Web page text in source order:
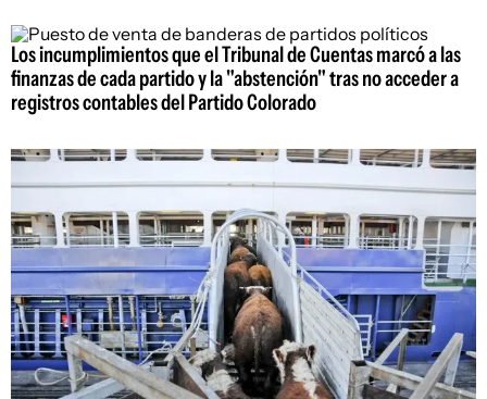
Los incumplimientos que el Tribunal de Cuentas marcó a las
finanzas de cada partido y la "abstención" tras no acceder a
registros contables del Partido Colorado